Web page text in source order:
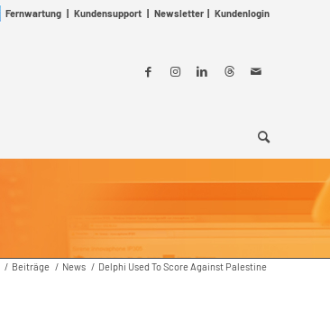
Fernwartung | Kundensupport | Newsletter | Kundenlogin
/ Beiträge / News / Delphi Used To Score Against Palestine